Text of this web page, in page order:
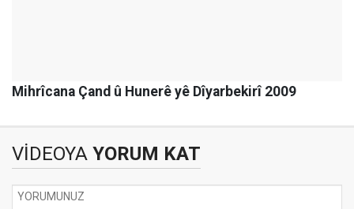
Mihrîcana Çand û Hunerê yê Dîyarbekirî 2009
VİDEOYA YORUM KAT